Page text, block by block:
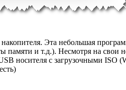
Эта небольшая
памяти и т.д.). Несмотря на свои
носителя с загрузочными ISO